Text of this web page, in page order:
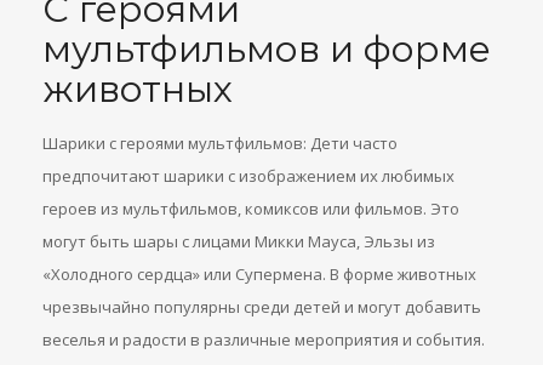
С героями
мультфильмов и форме
животных
Шарики с героями мультфильмов: Дети часто
предпочитают шарики с изображением их любимых
героев из мультфильмов, комиксов или фильмов. Это
могут быть шары с лицами Микки Мауса, Эльзы из
«Холодного сердца» или Супермена. В форме животных
чрезвычайно популярны среди детей и могут добавить
веселья и радости в различные мероприятия и события.